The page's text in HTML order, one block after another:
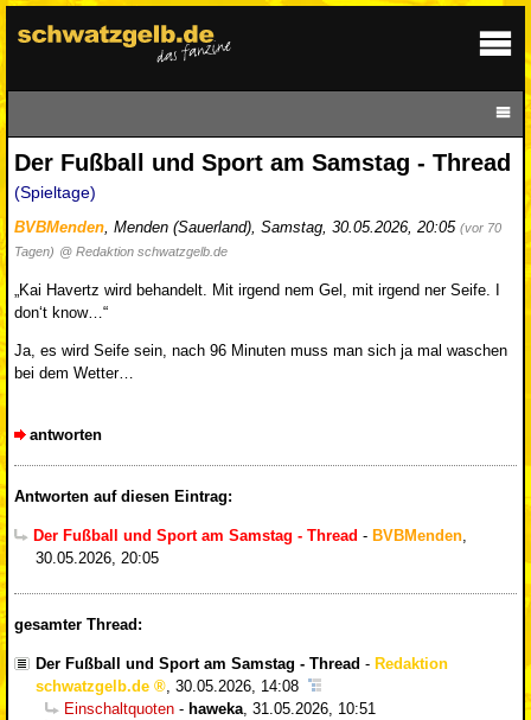
Der Fußball und Sport am Samstag - Thread
(Spieltage)
BVBMenden, Menden (Sauerland), Samstag, 30.05.2026, 20:05 (vor 70
Tagen) @ Redaktion schwatzgelb.de
„Kai Havertz wird behandelt. Mit irgend nem Gel, mit irgend ner Seife. I
don‘t know…“
Ja, es wird Seife sein, nach 96 Minuten muss man sich ja mal waschen
bei dem Wetter…
antworten
Antworten auf diesen Eintrag:
Der Fußball und Sport am Samstag - Thread - BVBMenden,
30.05.2026, 20:05
gesamter Thread:
Der Fußball und Sport am Samstag - Thread - Redaktion
schwatzgelb.de
30.05.2026, 14:08
Einschaltquoten - haweka 31.05.2026, 10:51